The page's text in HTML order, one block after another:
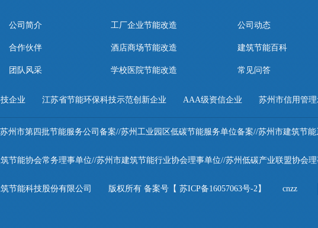
公司简介
合作伙伴
团队风采
工厂企业节能改造
酒店商场节能改造
学校医院节能改造
公司动态
建筑节能百科
常见问答
技企业 江苏省节能环保科技示范创新企业 AAA级资信企业 苏州市信用管
州市第四批节能服务公司备案//苏州工业园区低碳节能服务单位备案//苏州市建筑节
节能协会常务理事单位//苏州市建筑节能行业协会理事单位//苏州低碳产业联盟协会
筑节能科技股份有限公司 版权所有 备案号【苏ICP备16057063号-2】 cnzz